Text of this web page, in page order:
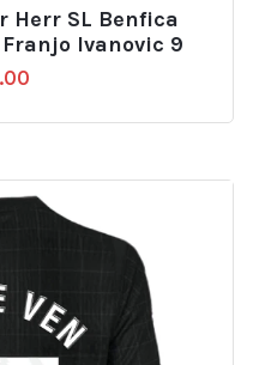
Herr SL Benfica
Ivanovic 9